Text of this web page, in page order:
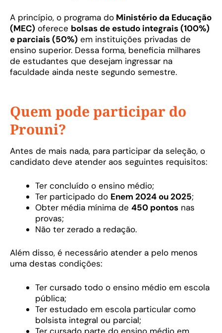
A princípio, o programa do Ministério da Educação
(MEC) oferece bolsas de estudo integrais (100%)
e parciais (50%) em instituições privadas de
ensino superior. Dessa forma, beneficia milhares
de estudantes que desejam ingressar na
faculdade ainda neste segundo semestre.
Quem pode participar do
Prouni?
Antes de mais nada, para participar da seleção, o
candidato deve atender aos seguintes requisitos:
Ter concluído o ensino médio;
Ter participado do Enem 2024 ou 2025;
Obter média mínima de 450 pontos nas
provas;
Não ter zerado a redação.
Além disso, é necessário atender a pelo menos
uma destas condições:
Ter cursado todo o ensino médio em escola
pública;
Ter estudado em escola particular como
bolsista integral ou parcial;